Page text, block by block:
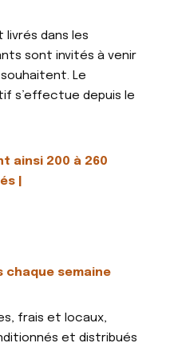
livrés dans les
sont invités à venir
Le
s’effectue depuis le
ainsi 200 à 260
|
chaque semaine
frais et locaux,
et distribués